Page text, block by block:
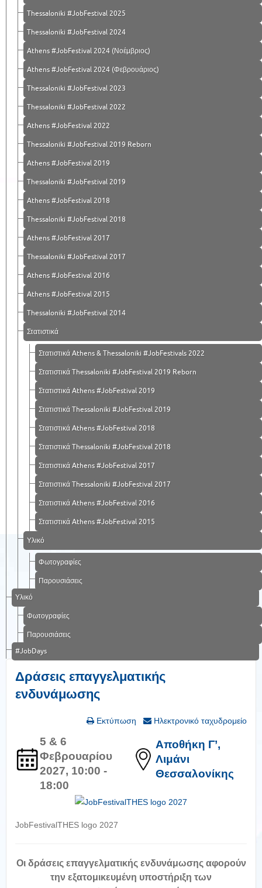
Thessaloniki #JobFestival 2025
Thessaloniki #JobFestival 2024
Athens #JobFestival 2024 (Νοέμβριος)
Athens #JobFestival 2024 (Φεβρουάριος)
Thessaloniki #JobFestival 2023
Thessaloniki #JobFestival 2022
Athens #JobFestival 2022
Thessaloniki #JobFestival 2019 Reborn
Athens #JobFestival 2019
Thessaloniki #JobFestival 2019
Athens #JobFestival 2018
Thessaloniki #JobFestival 2018
Athens #JobFestival 2017
Τhessaloniki #JobFestival 2017
Athens #JobFestival 2016
Athens #JobFestival 2015
Thessaloniki #JobFestival 2014
Στατιστικά
Στατιστικά Athens & Thessaloniki #JobFestivals 2022
Στατιστικά Thessaloniki #JobFestival 2019 Reborn
Στατιστικά Athens #JobFestival 2019
Στατιστικά Thessaloniki #JobFestival 2019
Στατιστικά Athens #JobFestival 2018
Στατιστικά Thessaloniki #JobFestival 2018
Στατιστικά Athens #JobFestival 2017
Στατιστικά Thessaloniki #JobFestival 2017
Στατιστικά Athens #JobFestival 2016
Στατιστικά Athens #JobFestival 2015
Υλικό
Φωτογραφίες
Παρουσιάσεις
Υλικό
Φωτογραφίες
Παρουσιάσεις
#JobDays
Δράσεις επαγγελματικής
ενδυνάμωσης
Εκτύπωση Ηλεκτρονικό ταχυδρομείο
5 & 6
Φεβρουαρίου
2027, 10:00 -
18:00
Αποθήκη Γ’,
Λιμάνι
Θεσσαλονίκης
JobFestivalTHES logo 2027
Οι δράσεις επαγγελματικής ενδυνάμωσης αφορούν
την εξατομικευμένη υποστήριξη των